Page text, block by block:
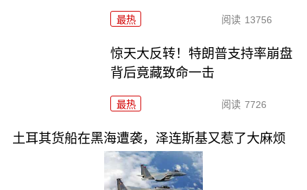
最热 阅读 13756
惊天大反转！特朗普支持率崩盘
背后竟藏致命一击
最热 阅读 7726
土耳其货船在黑海遭袭，泽连斯基又惹了大麻烦